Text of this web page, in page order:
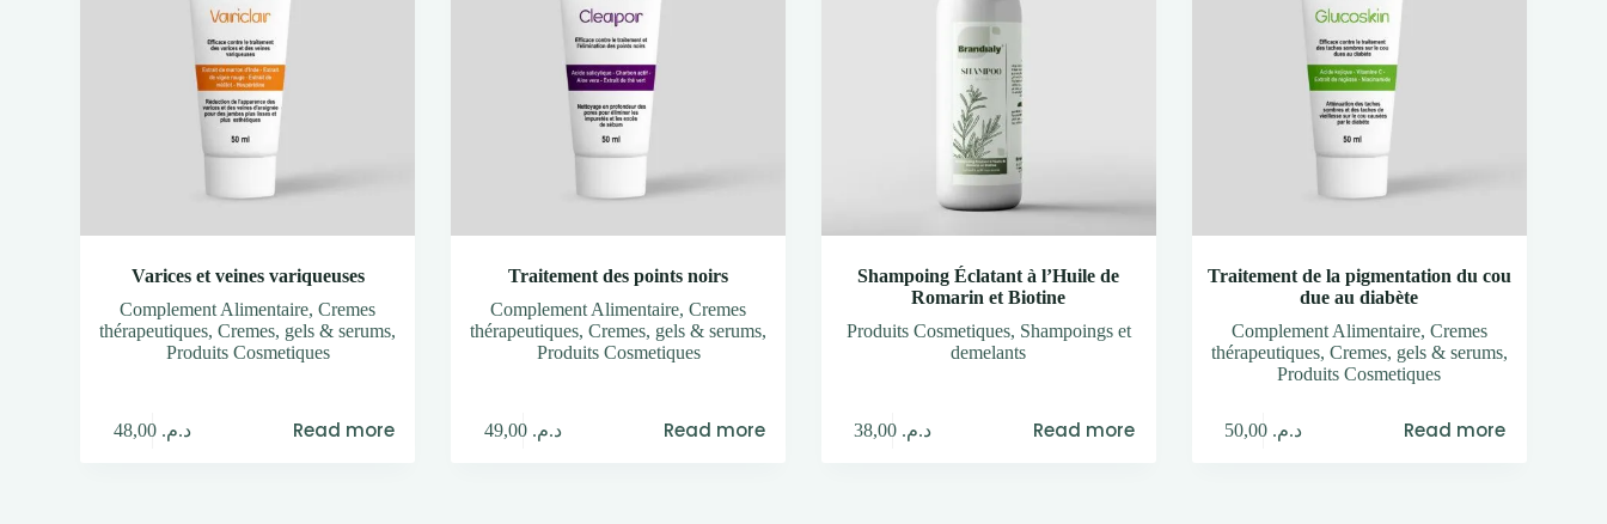
Varices et veines variqueuses
Complement Alimentaire,Cremes
thérapeutiques,Cremes, gels & serums,
Produits Cosmetiques
د.م. 48,00 Read more
Traitement des points noirs
Complement Alimentaire,Cremes
thérapeutiques,Cremes, gels & serums,
Produits Cosmetiques
د.م. 49,00 Read more
Shampoing Éclatant à l’Huile de
Romarin et Biotine
Produits Cosmetiques, Shampoings et
demelants
د.م. Read more
Traitement de la pigmentation du cou
due au diabète
Complement Alimentaire, Cremes
thérapeutiques, Cremes, gels & serums,
Produits Cosmetiques
د.م. Read more